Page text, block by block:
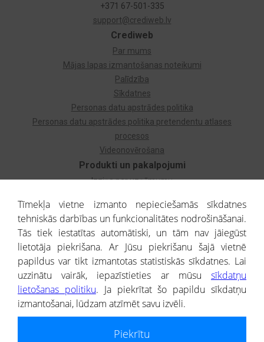
Produkti un pakalpojumi
Izziņa par uzņēmumu
Dzimtas koks
Uzņēmumu atlase
Monitorings
Kredītizziņa par ārvalstu uzņēmumiem
Crediweb
Par mums
Mājas lapas izmantošanas noteikumi
Palīdzība
Sīkdatnes
Personas datu apstrādes politika
Personas datu apstrādes politika pretendentu atlases
procesos
Videonovērošana
+371 67-501-335
support@crediweb.lv
® CREDITREFORM Latvija
SIA
Tīmekļa vietne izmanto nepieciešamās sīkdatnes
tehniskās darbības un funkcionalitātes nodrošināšanai.
Tās tiek iestatītas automātiski, un tām nav jāiegūst
lietotāja piekrišana. Ar Jūsu piekrišanu šajā vietnē
papildus var tikt izmantotas statistiskās sīkdatnes. Lai
uzzinātu vairāk, iepazīstieties ar mūsu sīkdatņu
lietošanas politiku. Ja piekrītat šo papildu sīkdatņu
izmantošanai, lūdzam atzīmēt savu izvēli.
Piekrītu